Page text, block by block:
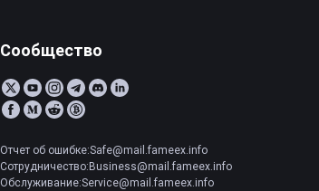
Сообщество
Отчет об ошибке:Safe@mail.fameex.info
Сотрудничество:Business@mail.fameex.info
Обслуживание:Service@mail.fameex.info